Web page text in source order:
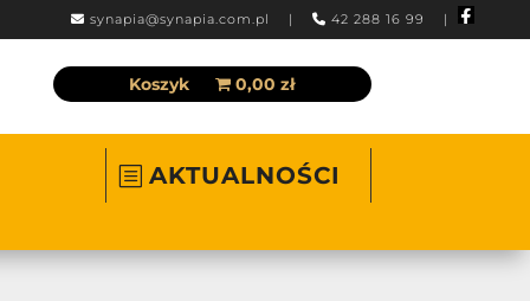
synapia@synapia.com.pl | 42 288 16 99 |
Koszyk 0,00 zł
AKTUALNOŚCI